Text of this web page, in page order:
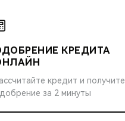
КРЕДИТА
кредит и получите
за 2 минуты